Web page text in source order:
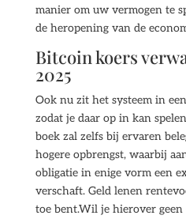
manier om uw vermogen te
de heropening van de
Bitcoin koers
2025
Ook nu zit het systeem in
zodat je daar op in kan
boek zal zelfs bij ervaren
hogere opbrengst, waarbij
obligatie in enige vorm een
verschaft. Geld lenen
toe bent.Wil je hierover